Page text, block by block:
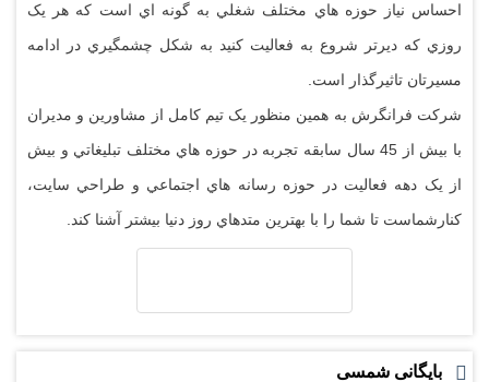
احساس نياز حوزه هاي مختلف شغلي به گونه اي است که هر يک
روزي که ديرتر شروع به فعاليت کنيد به شکل چشمگيري در ادامه
مسيرتان تاثيرگذار است.
شرکت فرانگرش به همين منظور يک تيم کامل از مشاورين و مديران
با بيش از 45 سال سابقه تجربه در حوزه هاي مختلف تبليغاتي و بيش
از يک دهه فعاليت در حوزه رسانه هاي اجتماعي و طراحي سايت،
کنارشماست تا شما را با بهترين متدهاي روز دنيا بيشتر آشنا کند.
بایگانی شمسی